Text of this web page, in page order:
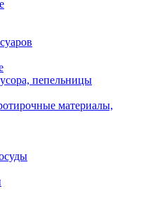
пепельницы
материалы,